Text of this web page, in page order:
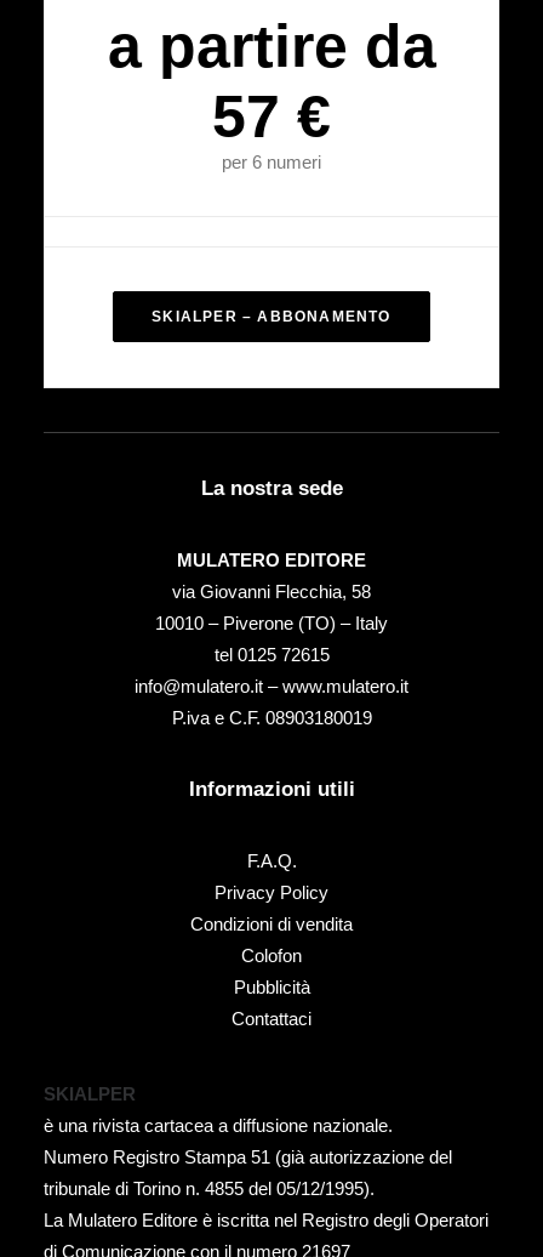
a partire da
57 €
per 6 numeri
SKIALPER – ABBONAMENTO
La nostra sede
MULATERO EDITORE
via Giovanni Flecchia, 58
10010 – Piverone (TO) – Italy
tel ‭0125 72615‬
info@mulatero.it –www.mulatero.it
P.iva e C.F. 08903180019
Informazioni utili
F.A.Q.
Privacy Policy
Condizioni di vendita
Colofon
Pubblicità
Contattaci
SKIALPER
è una rivista cartacea a diffusione nazionale.
Numero Registro Stampa 51 (già autorizzazione del
tribunale di Torino n. 4855 del 05/12/1995).
La Mulatero Editore è iscritta nel Registro degli Operatori
di Comunicazione con il numero 21697